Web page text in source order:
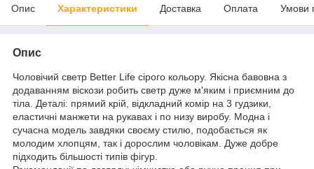
Опис Характеристики Доставка Оплата Умови
Опис
Чоловічий светр Better Life сірого кольору. Якісна бавовна з
додаванням віскози робить светр дуже м'яким і приємним до
тіла. Деталі: прямий крій, відкладний комір на 3 гудзики,
еластичні манжети на рукавах і по низу виробу. Модна і
сучасна модель завдяки своєму стилю, подобається як
молодим хлопцям, так і дорослим чоловікам. Дуже добре
підходить більшості типів фігур.